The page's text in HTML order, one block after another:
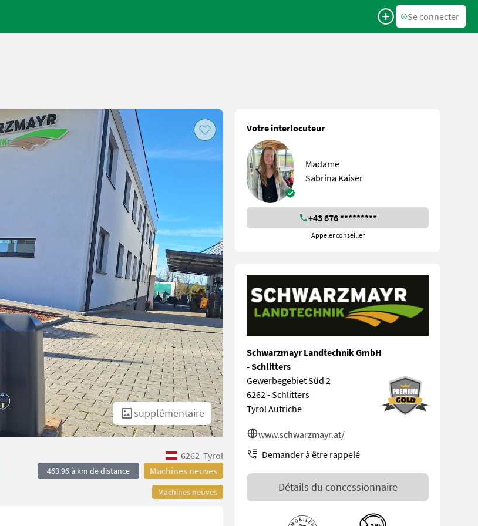
Se connecter
supplémentaire
6262 Tyrol
463.96 à km de distance Machines neuves
Machines neuves
Votre interlocuteur
Madame
Sabrina Kaiser
+43 676 *********
Appeler conseiller
Schwarzmayr Landtechnik GmbH
- Schlitters
Gewerbegebiet Süd 2
6262 - Schlitters
Tyrol Autriche
www.schwarzmayr.at/
Demander à être rappelé
Détails du concessionnaire